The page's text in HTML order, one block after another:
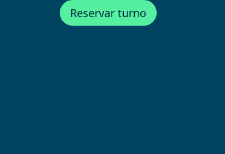
Reservar turno